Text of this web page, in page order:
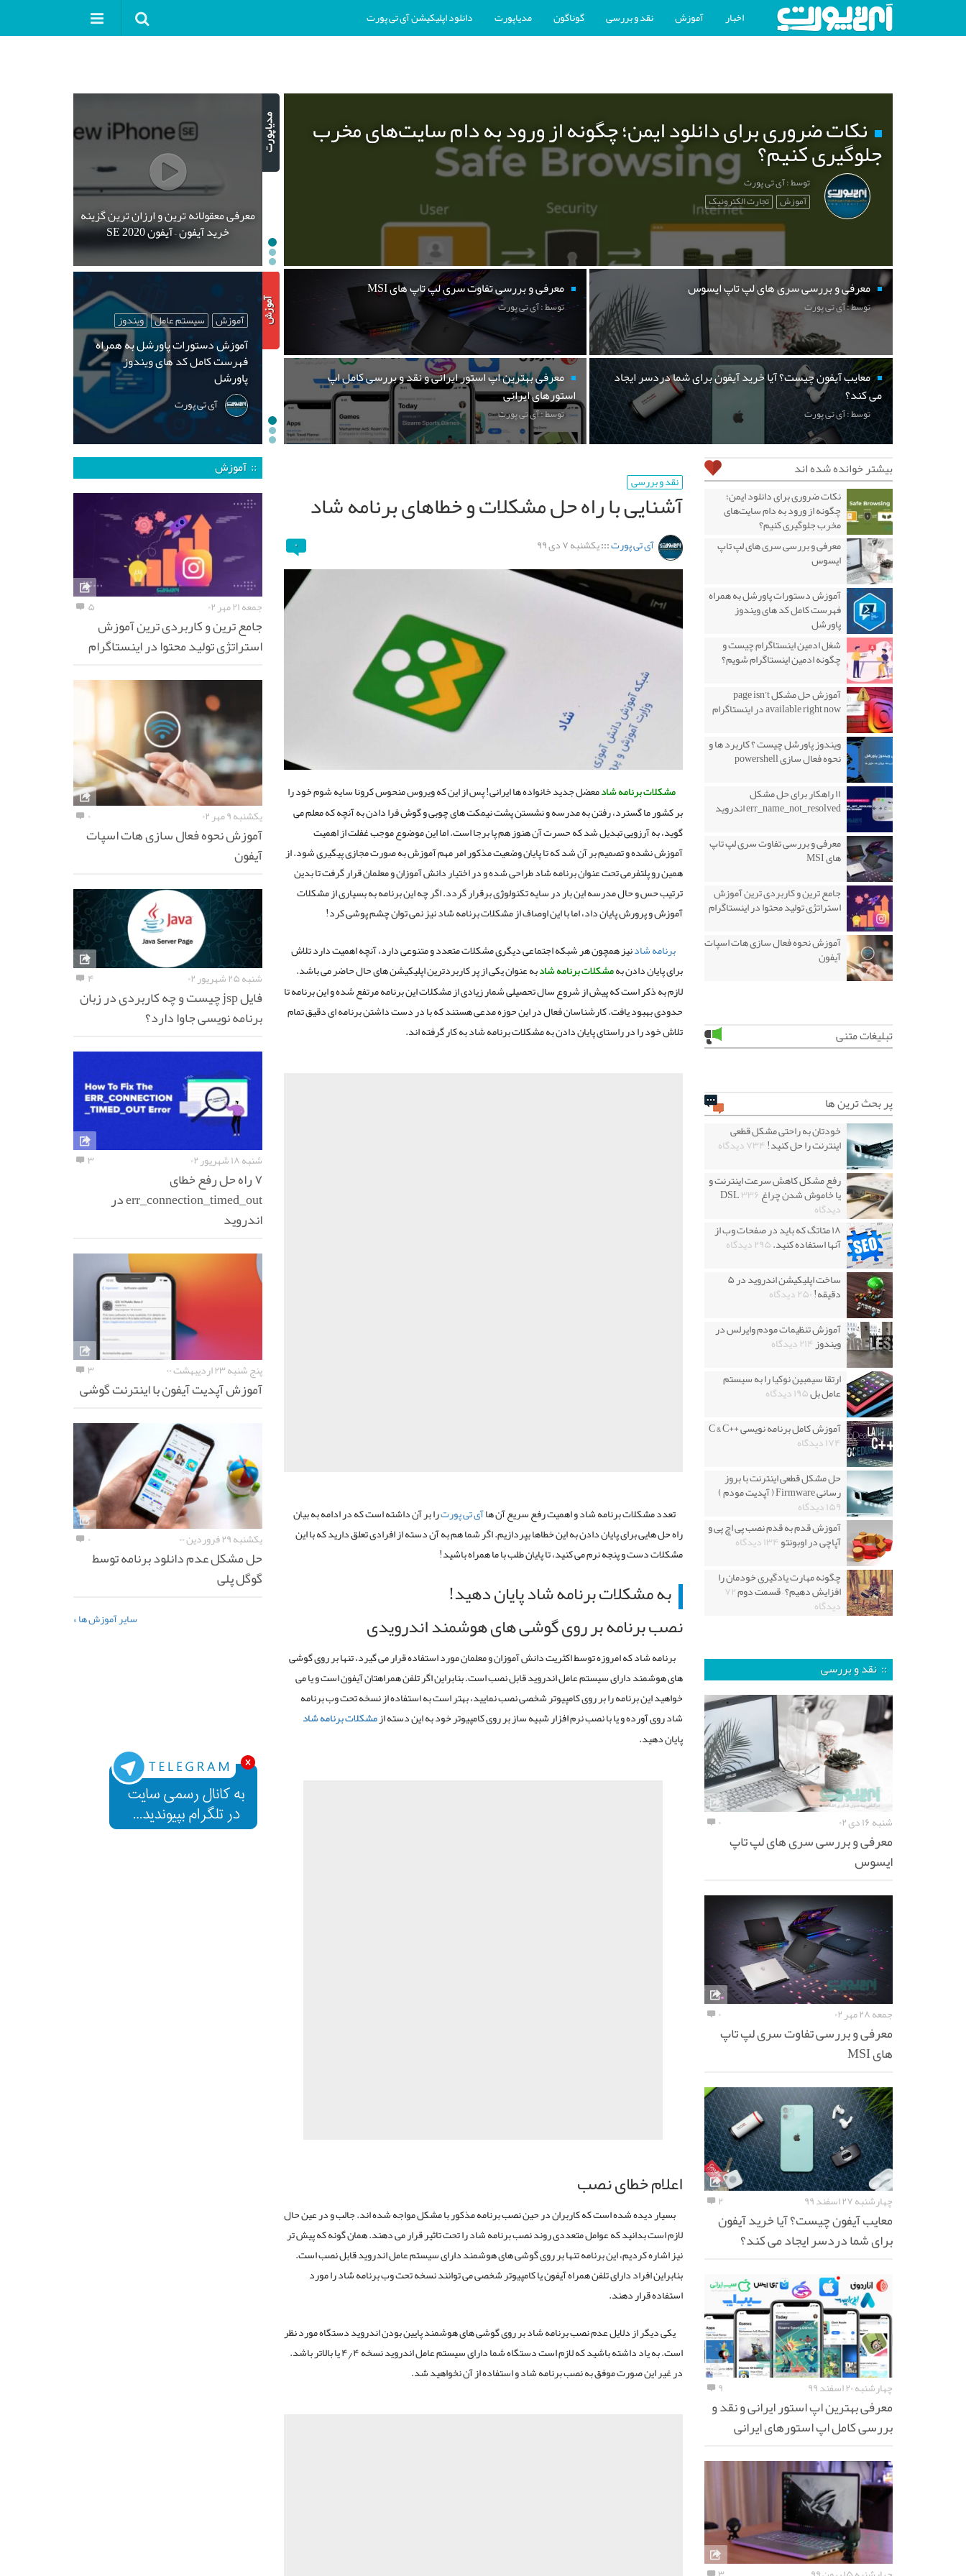
اخبار آموزش نقد و بررسی گوناگون مدیاپورت دانلود اپلیکیشن آی تی پورت
نکات ضروری برای دانلود ایمن؛ چگونه از ورود به دام سایت‌های مخرب
جلوگیری کنیم؟
توسط : آی تی پورت
آموزش تجارت الکترونیک
معرفی و بررسی سری های لپ تاپ ایسوس
توسط : آی تی پورت
معرفی و بررسی تفاوت سری لپ تاپ های MSI
توسط : آی تی پورت
معایب آیفون چیست؟ آیا خرید آیفون برای شما دردسر ایجاد
می کند؟
توسط : آی تی پورت
معرفی بهترین اپ استور ایرانی و نقد و بررسی کامل اپ
استورهای ایرانی
توسط : آی تی پورت
معرفی معقولانه ترین و ارزان ترین گزینه
خرید آیفون – آیفون SE 2020
آموزش سیستم عامل ویندوز
آموزش دستورات پاورشل به همراه
فهرست کامل کد های ویندوز
پاورشل
آی تی پورت
نقد و بررسی
آشنایی با راه حل مشکلات و خطاهای برنامه شاد
آی تی پورت:::یکشنبه ۷ دی ۹۹ ۰
مشکلات برنامه شادمعضل جدید خانواده ها ایرانی! پس از این که ویروس منحوس کرونا سایه شوم خود را
بر کشور ما گسترد، رفتن به مدرسه و نشستن پشت نیمکت های چوبی و گوش فرا دادن به آنچه که معلم می
گوید، به آرزویی تبدیل شد که حسرت آن هنوز هم پا برجا است. اما این موضوع موجب غفلت از اهمیت
آموزش نشده و تصمیم بر آن شد که تا پایان وضعیت مذکور امر مهم آموزش به صورت مجازی پیگیری شود. از
همین رو پلتفرمی تحت عنوان برنامه شاد طراحی شده و در اختیار دانش آموزان و معلمان قرار گرفت تا بدین
ترتیب حس و حال مدرسه این بار در سایه تکنولوژی برقرار گردد. اگر چه این برنامه به بسیاری از مشکلات
آموزش و پرورش پایان داد، اما با این اوصاف از مشکلات برنامه شاد نیز نمی توان چشم پوشی کرد!
برنامه شادنیز همچون هر شبکه اجتماعی دیگری مشکلات متعدد و متنوعی دارد، آنچه اهمیت دارد تلاش
برای پایان دادن بهمشکلات برنامه شادبه عنوان یکی از پر کاربردترین اپلیکیشن های حال حاضر می باشد.
لازم به ذکر است که پیش از شروع سال تحصیلی شمار زیادی از مشکلات این برنامه مرتفع شده و این برنامه تا
حدودی بهبود یافت. کارشناسان فعال در این حوزه مدعی هستند که با در دست داشتن برنامه ای دقیق تمام
تلاش خود را در راستای پایان دادن به مشکلات برنامه شاد به کار گرفته اند.
تعدد مشکلات برنامه شاد و اهمیت رفع سریع آن هاآی تی پورترا بر آن داشته است که در ادامه به بیان
راه حل هایی برای پایان دادن به این خطاها بپردازیم. اگر شما هم به آن دسته از افرادی تعلق دارید که با این
مشکلات دست و پنجه نرم می کنید، تا پایان طلب با ما همراه باشید!
به مشکلات برنامه شاد پایان دهید!
نصب برنامه بر روی گوشی های هوشمند اندرویدی
برنامه شاد که امروزه توسط اکثریت دانش آموزان و معلمان مورد استفاده قرار می گیرد، تنها بر روی گوشی
های هوشمند دارای سیستم عامل اندروید قابل نصب است. بنابراین اگر تلفن همراهتان آیفون است و یا می
خواهید این برنامه را بر روی کامپیوتر شخصی نصب نمایید، بهتر است به استفاده از نسخه تحت وب برنامه
شاد روی آورده و یا با نصب نرم افزار شبیه ساز بر روی کامپیوتر خود به این دسته ازمشکلات برنامه شاد
پایان دهید.
اعلام خطای نصب
بسیار دیده شده است که کاربران در حین نصب برنامه مذکور با مشکل مواجه شده اند. جالب و در عین حال
لازم است بدانید که عوامل متعددی روند نصب برنامه شاد را تحت تاثیر قرار می دهند. همان گونه که پیش تر
نیز اشاره کردیم، این برنامه تنها بر روی گوشی های هوشمند دارای سیستم عامل اندروید قابل نصب است.
بنابراین افراد دارای تلفن همراه آیفون یا کامپیوتر شخصی می توانند نسخه تحت وب برنامه شاد را مورد
استفاده قرار دهند.
یکی دیگر از دلایل عدم نصب برنامه شاد بر روی گوشی های هوشمند پایین بودن اندروید دستگاه مورد نظر
است. به یاد داشته باشید که لازم است دستگاه شما دارای سیستم عامل اندروید نسخه ۴٫۴ یا بالاتر باشد.
در غیر این صورت موفق به نصب برنامه شاد و استفاده از آن نخواهید شد.
بیشتر خوانده شده اند
نکات ضروری برای دانلود ایمن؛
چگونه از ورود به دام سایت‌های
مخرب جلوگیری کنیم؟
معرفی و بررسی سری های لپ تاپ
ایسوس
آموزش دستورات پاورشل به همراه
فهرست کامل کد های ویندوز
پاورشل
شغل ادمین اینستاگرام چیست و
چگونه ادمین اینستاگرام شویم؟
آموزش حل مشکل page isn’t
available right now در اینستاگرام
ویندوز پاورشل چیست ؟ کاربرد ها و
نحوه فعال سازی powershell
۱۱ راهکار برای حل مشکل
err_name_not_resolved اندروید
معرفی و بررسی تفاوت سری لپ تاپ
های MSI
جامع ترین و کاربردی ترین آموزش
استراتژی تولید محتوا در اینستاگرام
آموزش نحوه فعال سازی هات اسپات
آیفون
تبلیغات متنی
پر بحث ترین ها
خودتان به راحتی مشکل قطعی
اینترنت را حل کنید!۷۳۴ دیدگاه
رفع مشکل کاهش سرعت اینترنت و
یا خاموش شدن چراغ DSL۳۳۶
دیدگاه
۱۸ متاتگ که باید در صفحات وب از
آنها استفاده کنید.۲۹۵ دیدگاه
ساخت اپلیکیشن اندروید در ۵
دقیقه!۲۵۰ دیدگاه
آموزش تنظیمات مودم وایرلس در
ویندوز۲۱۴ دیدگاه
ارتقا سیمبین نوکیا را به سیستم
عامل بل۱۹۵ دیدگاه
آموزش کامل برنامه نویسی ++C & C
۱۷۴ دیدگاه
حل مشکل قطعی اینترنت با بروز
رسانی Firmware ( آپدیت مودم )
۱۵۹ دیدگاه
آموزش قدم به قدم نصب پی اچ پی و
آپاچی در اوبونتو۱۳۴ دیدگاه
چگونه مهارت یادگیری خودمان را
افزایش دهیم؟ – قسمت دوم۷۲
دیدگاه
:: نقد و بررسی
شنبه ۱۶ دی ۰۲ ۰
معرفی و بررسی سری های لپ تاپ
ایسوس
جمعه ۲۸ مهر ۰۲ ۰
معرفی و بررسی تفاوت سری لپ تاپ
های MSI
چهارشنبه ۲۷ اسفند ۹۹ ۲
معایب آیفون چیست؟ آیا خرید آیفون
برای شما دردسر ایجاد می کند؟
چهارشنبه ۲۰ اسفند ۹۹ ۹
معرفی بهترین اپ استور ایرانی و نقد و
بررسی کامل اپ استورهای ایرانی
:: آموزش
جمعه ۲۱ مهر ۰۲ ۵
جامع ترین و کاربردی ترین آموزش
استراتژی تولید محتوا در اینستاگرام
یکشنبه ۹ مهر ۰۲ ۰
آموزش نحوه فعال سازی هات اسپات
آیفون
شنبه ۲۵ شهریور ۰۲ ۴
فایل jsp چیست و چه کاربردی در زبان
برنامه نویسی جاوا دارد؟
شنبه ۱۸ شهریور ۰۲ ۳
۷ راه حل رفع خطای
err_connection_timed_out در
اندروید
پنج شنبه ۲۳ اردیبهشت ۰۰ ۳
آموزش آپدیت آیفون با اینترنت گوشی
یکشنبه ۲۹ فروردین ۰۰ ۰
حل مشکل عدم دانلود برنامه توسط
گوگل پلی
سایر آموزش ها »